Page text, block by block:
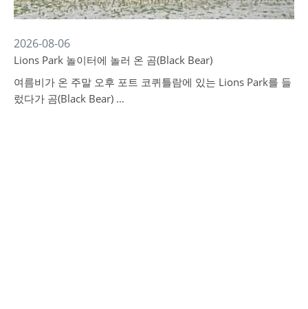
2026-08-06
Lions Park 놀이터에 놀러 온 곰(Black Bear)
여름비가 온 주말 오후 포트 코퀴틀람에 있는 Lions Park를 들
렀다가 곰(Black Bear) …